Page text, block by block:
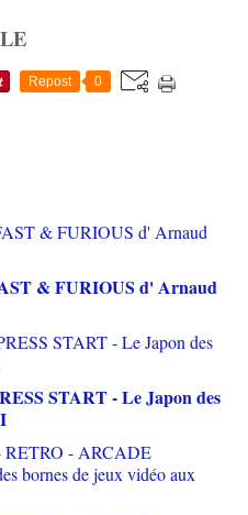
Repost 0
& FURIOUS d' Arnaud
START - Le Japon des